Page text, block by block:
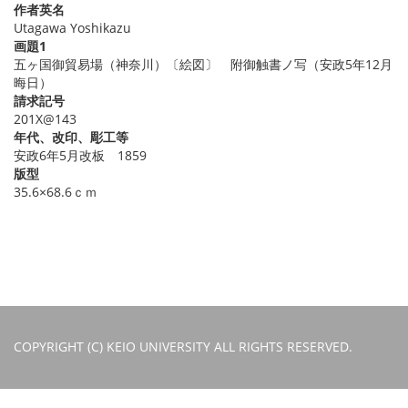
作者英名
Utagawa Yoshikazu
画題1
五ヶ国御貿易場（神奈川）〔絵図〕 附御触書ノ写（安政5年12月
晦日）
請求記号
201X@143
年代、改印、彫工等
安政6年5月改板 1859
版型
35.6×68.6ｃｍ
COPYRIGHT (C) KEIO UNIVERSITY ALL RIGHTS RESERVED.